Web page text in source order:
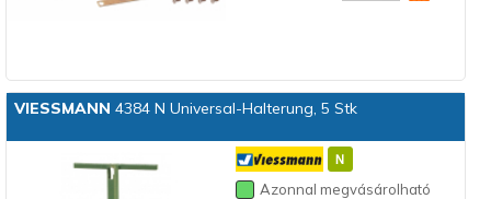
VIESSMANN 4384 N Universal-Halterung, 5 Stk
Azonnal megvásárolható